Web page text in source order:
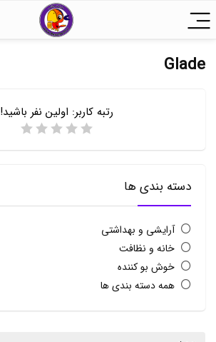
Glade
رتبه کاربر: اولین نفر باشید!
دسته بندی ها
آرایشی و بهداشتی
خانه و نظافت
خوش بو کننده
همه دسته بندی ها